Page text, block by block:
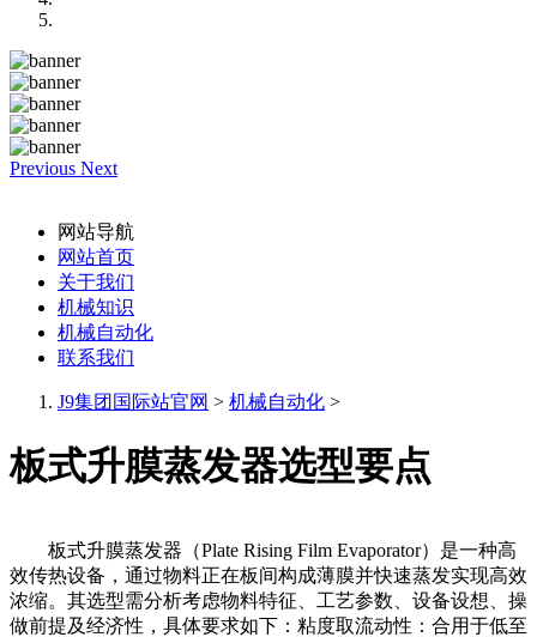
Previous Next
网站导航
网站首页
关于我们
机械知识
机械自动化
联系我们
J9集团国际站官网 > 机械自动化 >
板式升膜蒸发器选型要点
板式升膜蒸发器（Plate Rising Film Evaporator）是一种高
效传热设备，通过物料正在板间构成薄膜并快速蒸发实现高效
浓缩。其选型需分析考虑物料特征、工艺参数、设备设想、操
做前提及经济性，具体要求如下：粘度取流动性：合用于低至